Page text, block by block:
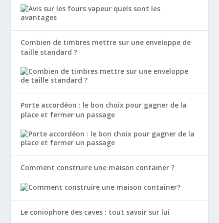
Combien de timbres mettre sur une enveloppe de
taille standard ?
Porte accordéon : le bon choix pour gagner de la
place et fermer un passage
Comment construire une maison container ?
Le coniophore des caves : tout savoir sur lui